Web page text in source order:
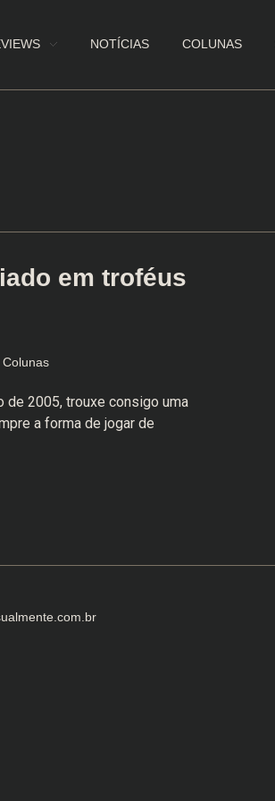
NOTÍCIAS COLUNAS
em troféus
Colunas
de 2005, trouxe consigo uma
a forma de jogar de